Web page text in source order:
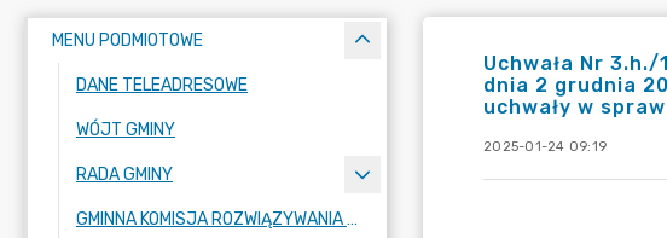
MENU PODMIOTOWE
DANE TELEADRESOWE
WÓJT GMINY
RADA GMINY
GMINNA KOMISJA ROZWIĄZYWANIA PROBLEMÓW ALKOHOLOWYCH
Uchwała Nr
dnia 2 grudnia
uchwały w
2025-01-24 09:19